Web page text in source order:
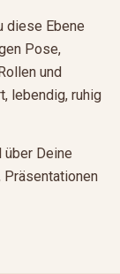
diese Ebene
Pose,
und
lebendig, ruhig
Deine
Präsentationen